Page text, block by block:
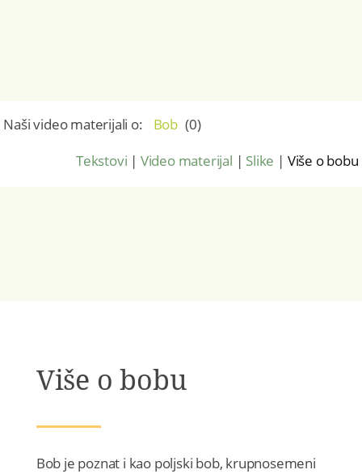
Naši video materijali o: Bob (0)
Tekstovi | Video materijal | Slike | Više o bobu
Više o bobu
Bob je poznat i kao poljski bob, krupnosemeni